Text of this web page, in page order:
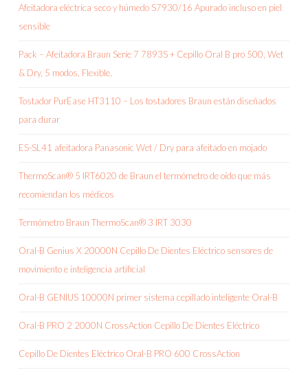
Afeitadora eléctrica seco y húmedo S7930/16 Apurado incluso en piel
sensible
Pack – Afeitadora Braun Serie 7 7893S + Cepillo Oral B pro 500, Wet
& Dry, 5 modos, Flexible,
Tostador PurEase HT3110 – Los tostadores Braun están diseñados
para durar
ES-SL41 afeitadora Panasonic Wet / Dry para afeitado en mojado
ThermoScan® 5 IRT6020 de Braun el termómetro de oído que más
recomiendan los médicos
Termómetro Braun ThermoScan® 3 IRT 3030
Oral-B Genius X 20000N Cepillo De Dientes Eléctrico sensores de
movimiento e inteligencia artificial
Oral-B GENIUS 10000N primer sistema cepillado inteligente Oral-B
Oral-B PRO 2 2000N CrossAction Cepillo De Dientes Eléctrico
Cepillo De Dientes Eléctrico Oral-B PRO 600 CrossAction